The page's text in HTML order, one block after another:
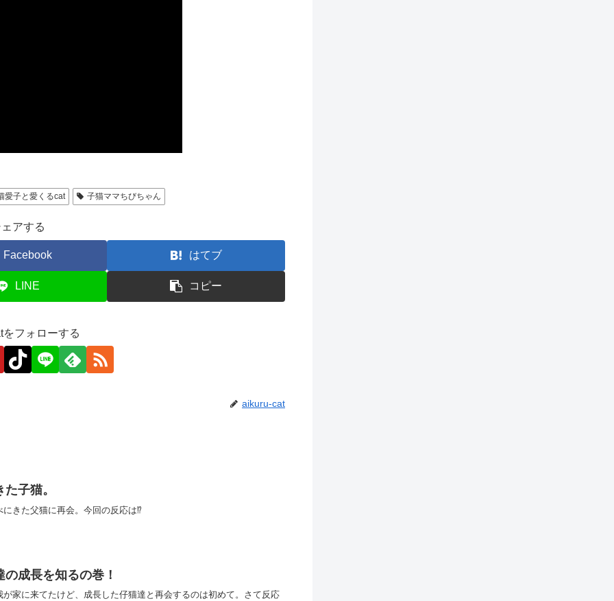
愛子と愛くるcat 子猫ママちびちゃん
アする
Facebook はてブ
LINE コピー
をフォローする
aikuru-cat
子猫。
きた父猫に再会。今回の反応は⁉
成長を知るの巻！
家に来てたけど、成長した仔猫達と再会するのは初めて。さて反応